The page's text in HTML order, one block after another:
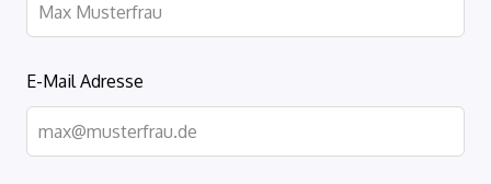
Feld
E-Mail Adresse